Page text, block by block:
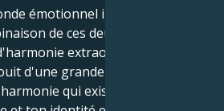
émotionnel intérieur que
de ces deux éléments
extraordinaire. Tu es
d'une grande sérénité
qui existe entre ta